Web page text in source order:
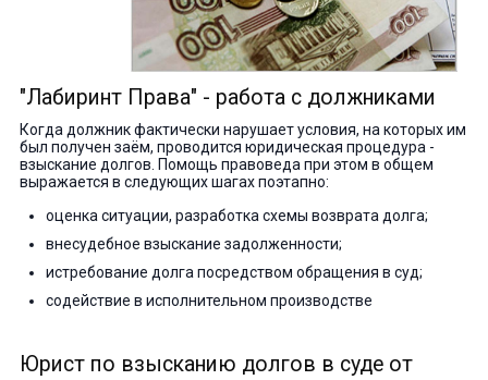
"Лабиринт Права" - работа с должниками
Когда должник фактически нарушает условия, на которых им
был получен заём, проводится юридическая процедура -
взыскание долгов. Помощь правоведа при этом в общем
выражается в следующих шагах поэтапно:
оценка ситуации, разработка схемы возврата долга;
внесудебное взыскание задолженности;
истребование долга посредством обращения в суд;
содействие в исполнительном производстве
Юрист по взысканию долгов в суде от